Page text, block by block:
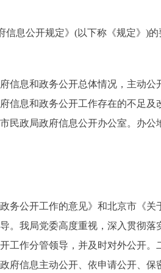
息公开规定》(以下称《规定》)的
信息和政务公开总体情况，主动公
信息和政务公开工作存在的不足及
民政局政府信息公开办公室。办公
公开工作的意见》和北京市《关
。我局党委高度重视，深入贯彻落
工作分管领导，并及时对外公开。
府信息主动公开、依申请公开、保